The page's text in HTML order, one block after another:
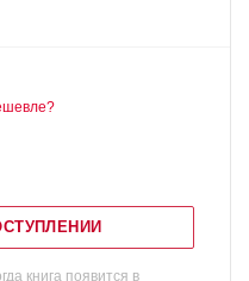
книга появится в